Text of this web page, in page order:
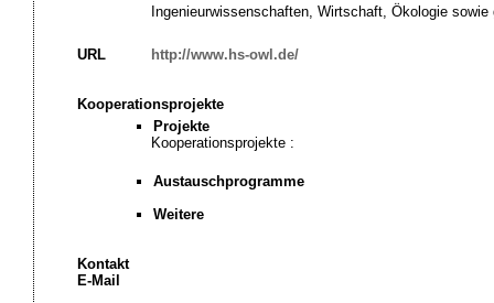
Ingenieurwissenschaften, Wirtschaft, Ökologie
URL http://www.hs-owl.de/
Kooperationsprojekte
Projekte
Kooperationsprojekte :
Austauschprogramme
Weitere
Kontakt
E-Mail